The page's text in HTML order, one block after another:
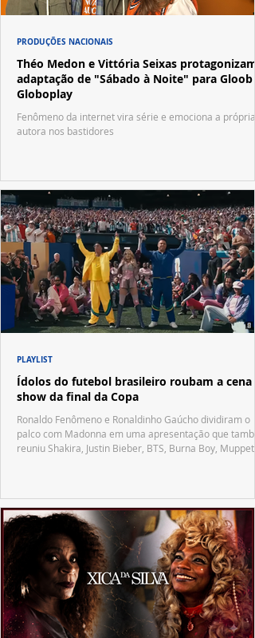
Théo Medon e Vittória Seixas protagonizam
adaptação de "Sábado à Noite" para Gloob e
Globoplay
Fenômeno da internet vira série e emociona a própria
autora nos bastidores
PRODUÇÕES NACIONAIS
Ídolos do futebol brasileiro roubam a cena
show da final da Copa
Ronaldo Fenômeno e Ronaldinho Gaúcho dividiram o
palco com Madonna em uma apresentação que
reuniu Shakira, Justin Bieber, BTS, Burna Boy, Muppets,
PLAYLIST